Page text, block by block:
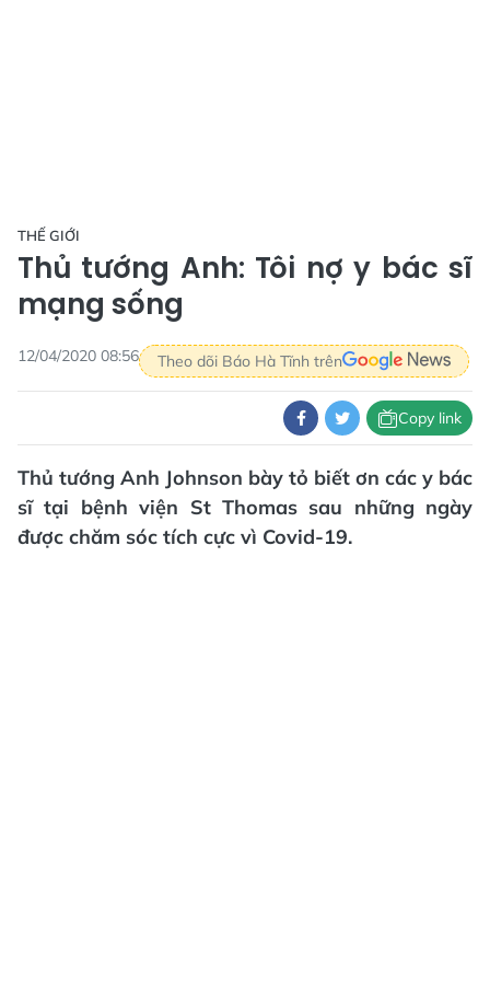
THẾ GIỚI
Thủ tướng Anh: Tôi nợ y bác sĩ
mạng sống
12/04/2020 08:56 Theo dõi Báo Hà Tĩnh trên
Copy link
Thủ tướng Anh Johnson bày tỏ biết ơn các y bác
sĩ tại bệnh viện St Thomas sau những ngày
được chăm sóc tích cực vì Covid-19.